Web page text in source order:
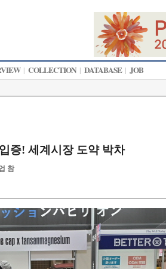
| COLLECTION | DATABASE | JOB
증! 세계시장 도약 박차
참